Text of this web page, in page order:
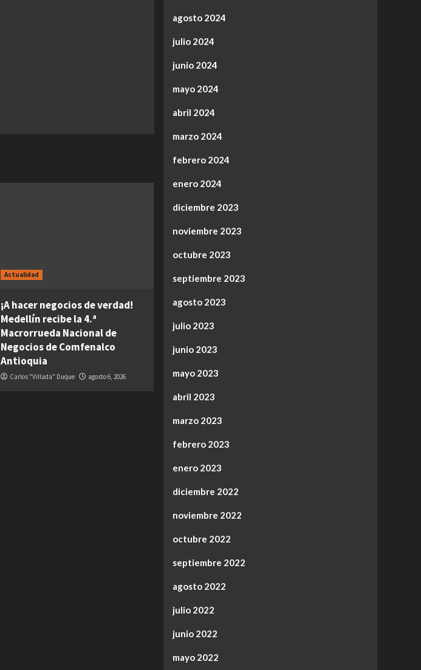
Actualidad
¡A hacer negocios de verdad!
Medellín recibe la 4.ª
Macrorrueda Nacional de
Negocios de Comfenalco
Antioquia
Carlos "Villada" Duque agosto 6, 2026
agosto 2024
julio 2024
junio 2024
mayo 2024
abril 2024
marzo 2024
febrero 2024
enero 2024
diciembre 2023
noviembre 2023
octubre 2023
septiembre 2023
agosto 2023
julio 2023
junio 2023
mayo 2023
abril 2023
marzo 2023
febrero 2023
enero 2023
diciembre 2022
noviembre 2022
octubre 2022
septiembre 2022
agosto 2022
julio 2022
junio 2022
mayo 2022